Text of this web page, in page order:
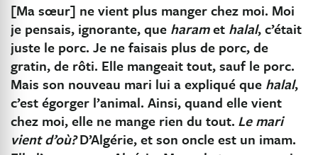
[Ma sœur] ne vient plus manger chez moi. Moi
je pensais, ignorante, que haramet halal, c’était
juste le porc. Je ne faisais plus de porc, de
gratin, de rôti. Elle mangeait tout, sauf le porc.
Mais son nouveau mari lui a expliqué que halal,
c’est égorger l’animal. Ainsi, quand elle vient
chez moi, elle ne mange rien du tout. Le mari
vient d’où?D’Algérie, et son oncle est un imam.